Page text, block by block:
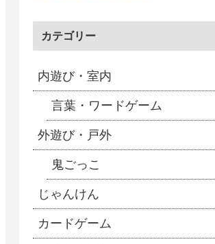
カテゴリー
内遊び・室内
言葉・ワードゲーム
外遊び・戸外
鬼ごっこ
じゃんけん
カードゲーム